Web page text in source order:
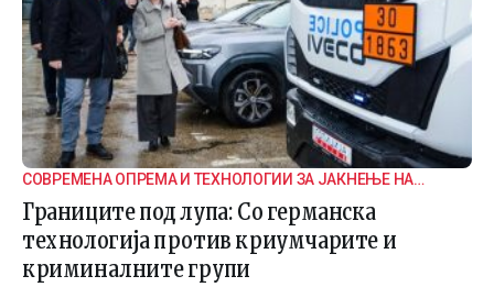
СОВРЕМЕНА ОПРЕМА И ТЕХНОЛОГИИ ЗА ЈАКНЕЊЕ НА
ГРАНИЧНАТА БЕЗБЕДНОСТ
Границите под лупа: Со германска
технологија против криумчарите и
криминалните групи